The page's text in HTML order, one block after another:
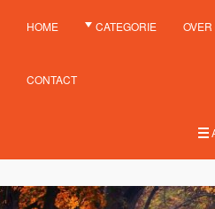
HOME CATEGORIE
CONTACT